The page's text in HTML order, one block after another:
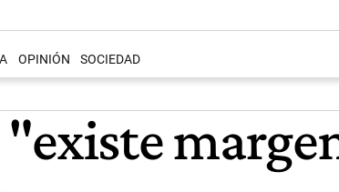
OPINIÓN SOCIEDAD